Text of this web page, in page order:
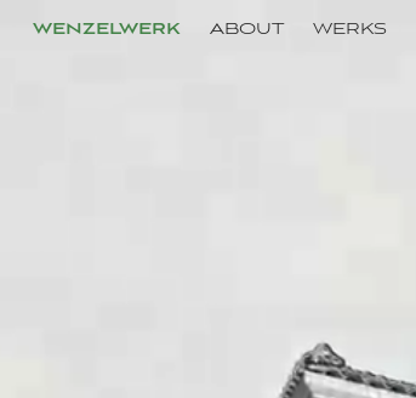
WENZELWERK ABOUT WERKS